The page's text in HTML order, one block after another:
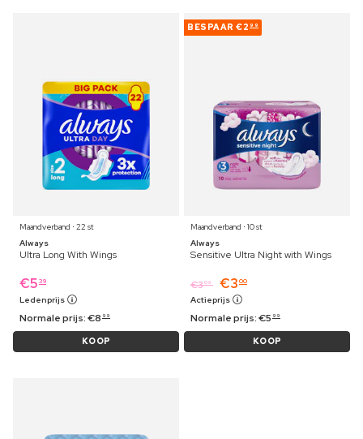
Maandverband ⋅ 22 st
Always
Ultra Long With Wings
€5 39
Ledenprijs
Normale prijs:€8 99
KOOP
BESPAAR €2 99
Maandverband ⋅ 10 st
Always
Sensitive Ultra Night with Wings
€309 €3 00
Actieprijs
Normale prijs:€5 99
KOOP